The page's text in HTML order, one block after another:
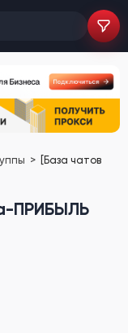
[База чатов
ПРИБЫЛЬ